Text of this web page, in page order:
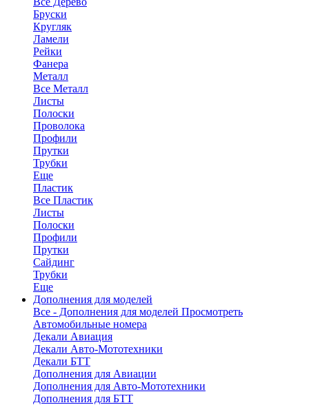
Бруски
Кругляк
Ламели
Рейки
Фанера
Металл
Все Металл
Листы
Полоски
Проволока
Профили
Прутки
Трубки
Еще
Пластик
Все Пластик
Листы
Полоски
Профили
Прутки
Сайдинг
Трубки
Еще
Дополнения для моделей
Все - Дополнения для моделей Просмотреть
Автомобильные номера
Декали Авиация
Декали Авто-Мототехники
Декали БТТ
Дополнения для Авиации
Дополнения для Авто-Мототехники
Дополнения для БТТ